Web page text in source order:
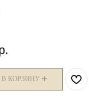
КОРЗИНУ ➕